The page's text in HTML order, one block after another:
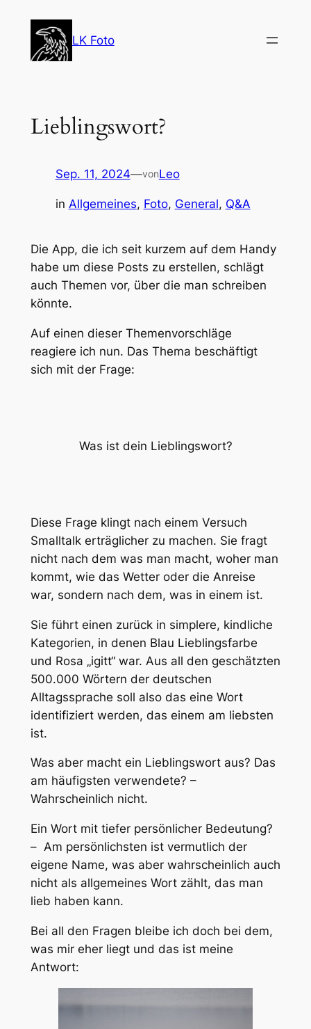
springen
LK Foto
Lieblingswort?
Sep. 11, 2024—vonLeo
in Allgemeines, Foto, General, Q&A
Die App, die ich seit kurzem auf dem Handy
habe um diese Posts zu erstellen, schlägt
auch Themen vor, über die man schreiben
könnte.
Auf einen dieser Themenvorschläge
reagiere ich nun. Das Thema beschäftigt
sich mit der Frage:
Was ist dein Lieblingswort?
Diese Frage klingt nach einem Versuch
Smalltalk erträglicher zu machen. Sie fragt
nicht nach dem was man macht, woher man
kommt, wie das Wetter oder die Anreise
war, sondern nach dem, was in einem ist.
Sie führt einen zurück in simplere, kindliche
Kategorien, in denen Blau Lieblingsfarbe
und Rosa „igitt“ war. Aus all den geschätzten
500.000 Wörtern der deutschen
Alltagssprache soll also das eine Wort
identifiziert werden, das einem am liebsten
ist.
Was aber macht ein Lieblingswort aus? Das
am häufigsten verwendete? –
Wahrscheinlich nicht.
Ein Wort mit tiefer persönlicher Bedeutung?
– Am persönlichsten ist vermutlich der
eigene Name, was aber wahrscheinlich auch
nicht als allgemeines Wort zählt, das man
lieb haben kann.
Bei all den Fragen bleibe ich doch bei dem,
was mir eher liegt und das ist meine
Antwort: